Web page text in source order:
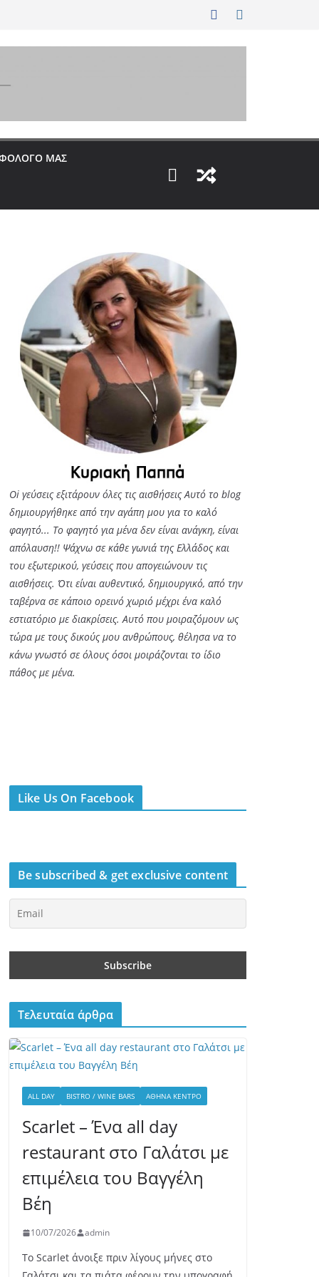
ΜΑΣ
Oi γεύσεις εξιτάρουν όλες τις αισθήσεις Αυτό το blog
δημιουργήθηκε από την αγάπη μου για το καλό
φαγητό... Tο φαγητό για μένα δεν είναι ανάγκη, είναι
απόλαυση!! Ψάχνω σε κάθε γωνιά της Ελλάδος και
του εξωτερικού, γεύσεις που απογειώνουν τις
αισθήσεις. Ότι είναι αυθεντικό, δημιουργικό, από την
ταβέρνα σε κάποιο ορεινό χωριό μέχρι ένα καλό
εστιατόριο με διακρίσεις. Αυτό που μοιραζόμουν ως
τώρα με τους δικούς μου ανθρώπους, θέλησα να το
κάνω γνωστό σε όλους όσοι μοιράζονται το ίδιο
πάθος με μένα.
Like Us On Facebook
Be subscribed & get exclusive content
Τελευταία άρθρα
ALL DAY BISTRO / WINE BARS ΑΘΉΝΑ ΚΈΝΤΡΟ
Scarlet – Ένα all day
restaurant στο Γαλάτσι με
επιμέλεια του Βαγγέλη
Βέη
10/07/2026 admin
Το Scarlet άνοιξε πριν λίγους μήνες στο